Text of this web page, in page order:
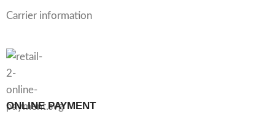
Carrier information
ONLINE PAYMENT